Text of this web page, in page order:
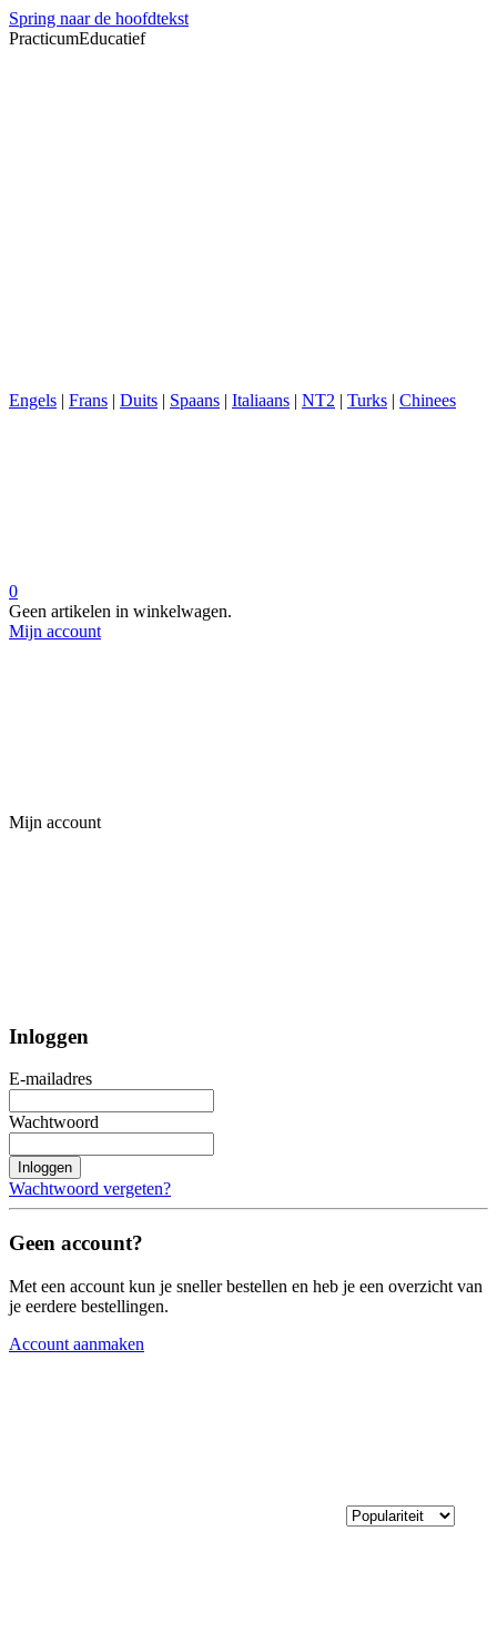
Spring naar de hoofdtekst
PracticumEducatief
Engels | Frans | Duits | Spaans | Italiaans | NT2 | Turks | Chinees
0
Geen artikelen in winkelwagen.
Mijn account
Mijn account
Inloggen
E-mailadres
Wachtwoord
Inloggen
Wachtwoord vergeten?
Geen account?
Met een account kun je sneller bestellen en heb je een overzicht van
je eerdere bestellingen.
Account aanmaken